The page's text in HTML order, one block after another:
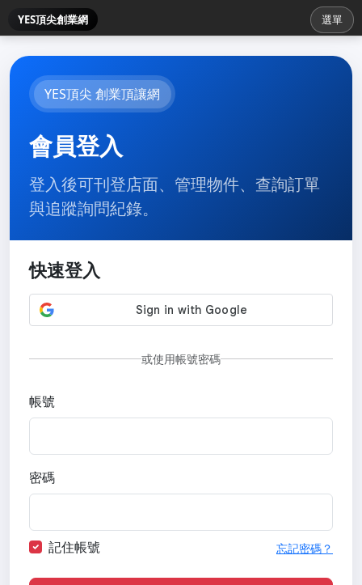
YES頂尖創業網 選單
YES頂尖 創業頂讓網
會員登入
登入後可刊登店面、管理物件、查詢訂單
與追蹤詢問紀錄。
快速登入
或使用帳號密碼
帳號
密碼
記住帳號 忘記密碼？